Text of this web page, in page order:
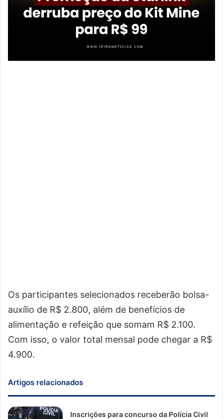
Os participantes selecionados receberão bolsa-
auxílio de R$ 2.800, além de benefícios de
alimentação e refeição que somam R$ 2.100.
Com isso, o valor total mensal pode chegar a R$
4.900.
Artigos relacionados
Inscrições para concurso da Polícia Civil